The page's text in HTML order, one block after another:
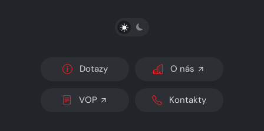
PŘEPNOUT SVĚTLÝ/TMAVÝ REŽIM
Dotazy O nás
VOP Kontakty